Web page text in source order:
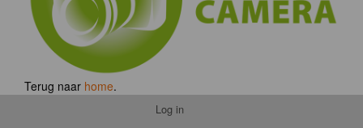
Terug naar home.
Log in